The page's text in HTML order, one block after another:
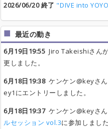
2026/06/20 終了 "DIVE into
最近の動き
6月19日19:55 Jiro Takeishiさん
更しました。
6月18日19:38ケンケン@keyさ
ey1にエントリーしました。
6月18日19:37ケンケン@keyさ
ルセッション vol.3に参加しました